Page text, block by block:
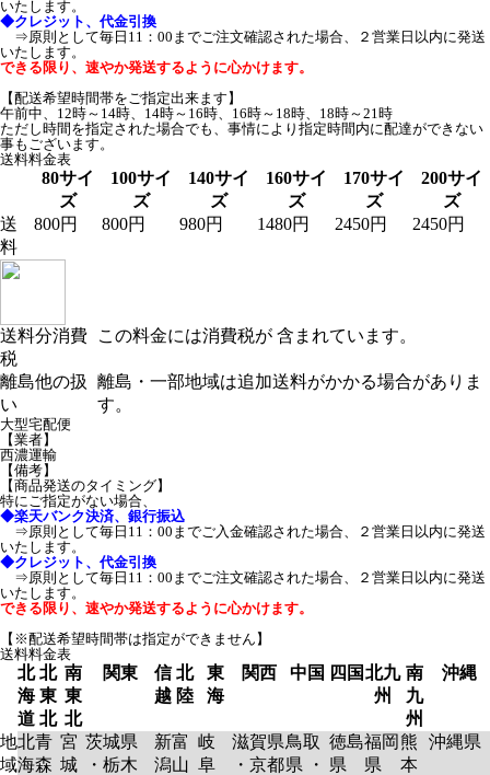
いたします。
◆クレジット、代金引換
⇒原則として毎日11：00までご注文確認された場合、２営業日以内に発送
いたします。
できる限り、速やか発送するように心かけます。
【配送希望時間帯をご指定出来ます】
午前中
12時～14時 14時～16時 16時～18時
18時～21時
ただし時間を指定された場合でも、事情により指定時間内に配達ができない
事もございます。
送料料金表
80サイ
ズ
100サイ
ズ
140サイ
ズ
160サイ
ズ
170サイ
ズ
200サイ
ズ
送
料
800円 800円 980円 1480円 2450円 2450円
送料分消費
税
この料金には消費税が 含まれています。
離島他の扱
い
離島・一部地域は追加送料がかかる場合がありま
す。
大型宅配便
【業者】
西濃運輸
【備考】
【商品発送のタイミング】
特にご指定がない場合、
◆楽天バンク決済、銀行振込
⇒原則として毎日11：00までご入金確認された場合、２営業日以内に発送
いたします。
◆クレジット、代金引換
⇒原則として毎日11：00までご注文確認された場合、２営業日以内に発送
いたします。
できる限り、速やか発送するように心かけます。
【※配送希望時間帯は指定ができません】
送料料金表
北
海
道
北
東
北
南
東
北
関東
信
越
北
陸
東
海
関西 中国 四国北九
州
南
九
州
沖縄
地
域
北
海
青
森
宮
城
茨城県
・栃木
新
潟
富
山
岐
阜
滋賀県
・京都
鳥取
県 ・
徳島
県
福岡
県
熊
本
沖縄県